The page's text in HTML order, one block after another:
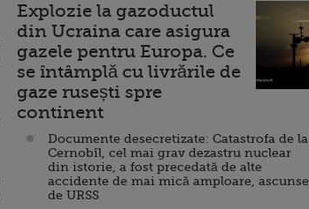
Explozie la gazoductul
din Ucraina care asigura
gazele pentru Europa. Ce
se întâmplă cu livrările de
gaze rusești spre
continent
Documente desecretizate: Catastrofa de la
Cernobîl, cel mai grav dezastru nuclear
din istorie, a fost precedată de alte
accidente de mai mică amploare, ascunse
de URSS